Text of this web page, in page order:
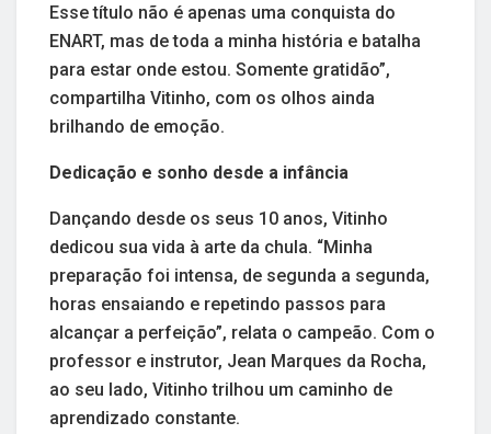
Esse título não é apenas uma conquista do
ENART, mas de toda a minha história e batalha
para estar onde estou. Somente gratidão”,
compartilha Vitinho, com os olhos ainda
brilhando de emoção.
Dedicação e sonho desde a infância
Dançando desde os seus 10 anos, Vitinho
dedicou sua vida à arte da chula. “Minha
preparação foi intensa, de segunda a segunda,
horas ensaiando e repetindo passos para
alcançar a perfeição”, relata o campeão. Com o
professor e instrutor, Jean Marques da Rocha,
ao seu lado, Vitinho trilhou um caminho de
aprendizado constante.